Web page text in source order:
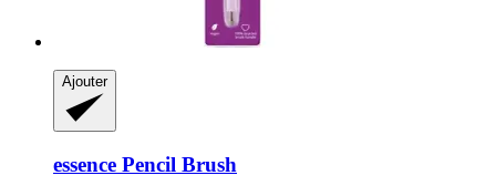
Ajouter
essence Pencil Brush